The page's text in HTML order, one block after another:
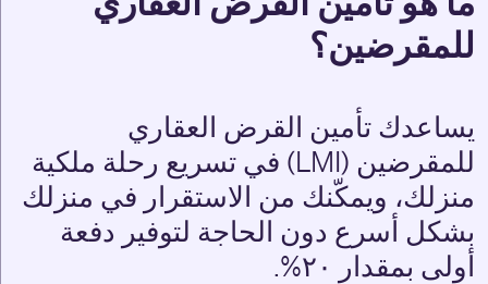
للمقرضين؟
يساعدك تأمين القرض العقاري
للمقرضين (LMI) في تسريع رحلة ملكية
منزلك، ويمكّنك من الاستقرار في منزلك
بشكل أسرع دون الحاجة لتوفير دفعة
أولى بمقدار ۲۰%.